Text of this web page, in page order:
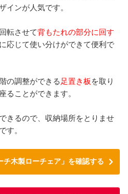
インが人気です。
転させて背もたれの部分に回す
応じて使い分けができて便利で
の調整ができる 足置き板 を取り
ることができます。
きるので、収納場所をとりませ
す。
木製ローチェア」を確認する